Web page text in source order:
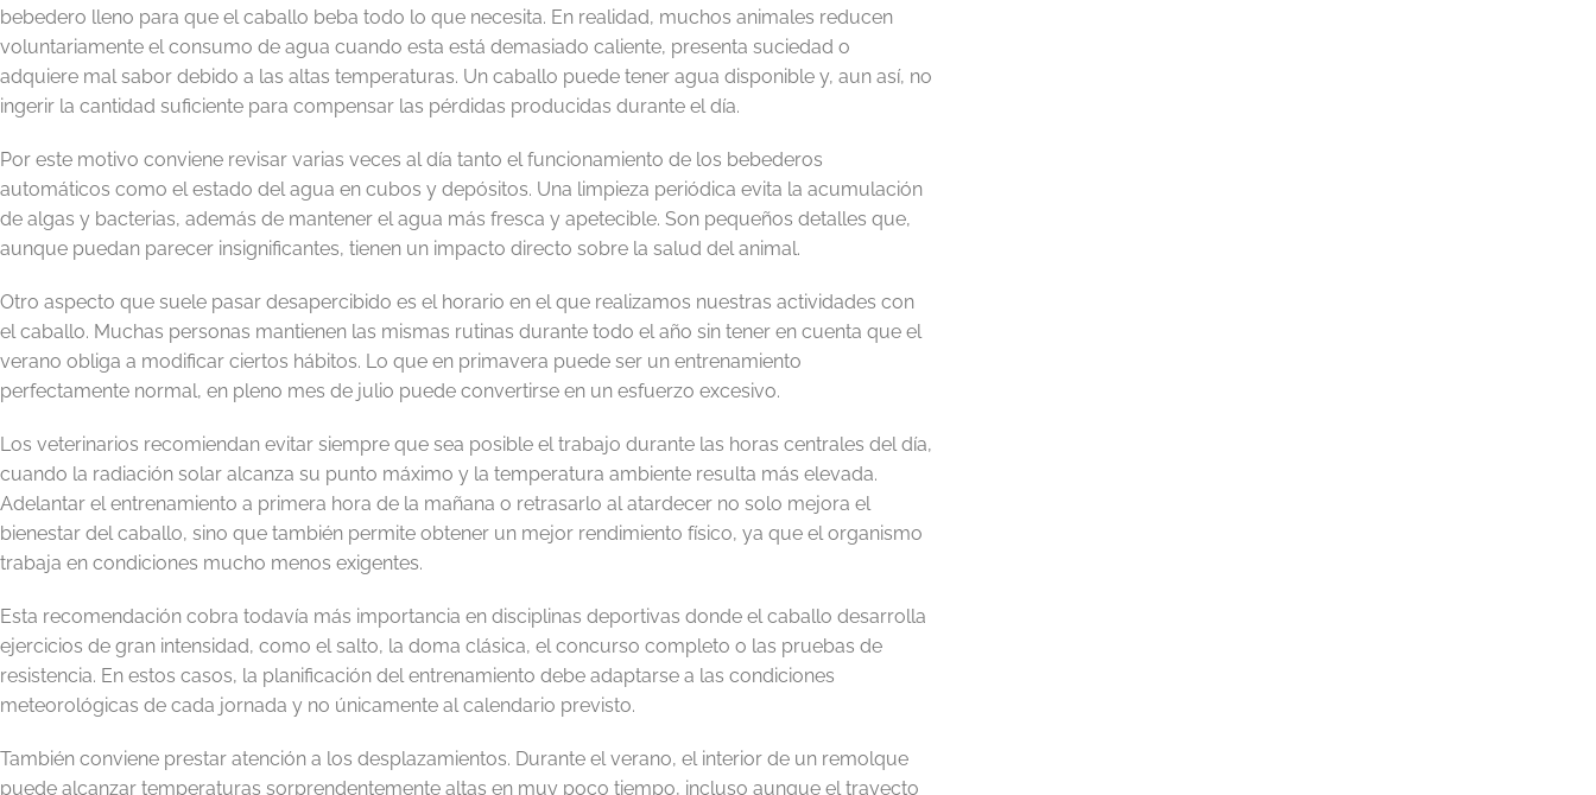
bebedero lleno para que el caballo beba todo lo que necesita. En realidad, muchos animales reducen
voluntariamente el consumo de agua cuando esta está demasiado caliente, presenta suciedad o
adquiere mal sabor debido a las altas temperaturas. Un caballo puede tener agua disponible y, aun así, no
ingerir la cantidad suficiente para compensar las pérdidas producidas durante el día.
Por este motivo conviene revisar varias veces al día tanto el funcionamiento de los bebederos
automáticos como el estado del agua en cubos y depósitos. Una limpieza periódica evita la acumulación
de algas y bacterias, además de mantener el agua más fresca y apetecible. Son pequeños detalles que,
aunque puedan parecer insignificantes, tienen un impacto directo sobre la salud del animal.
Otro aspecto que suele pasar desapercibido es el horario en el que realizamos nuestras actividades con
el caballo. Muchas personas mantienen las mismas rutinas durante todo el año sin tener en cuenta que el
verano obliga a modificar ciertos hábitos. Lo que en primavera puede ser un entrenamiento
perfectamente normal, en pleno mes de julio puede convertirse en un esfuerzo excesivo.
Los veterinarios recomiendan evitar siempre que sea posible el trabajo durante las horas centrales del día,
cuando la radiación solar alcanza su punto máximo y la temperatura ambiente resulta más elevada.
Adelantar el entrenamiento a primera hora de la mañana o retrasarlo al atardecer no solo mejora el
bienestar del caballo, sino que también permite obtener un mejor rendimiento físico, ya que el organismo
trabaja en condiciones mucho menos exigentes.
Esta recomendación cobra todavía más importancia en disciplinas deportivas donde el caballo desarrolla
ejercicios de gran intensidad, como el salto, la doma clásica, el concurso completo o las pruebas de
resistencia. En estos casos, la planificación del entrenamiento debe adaptarse a las condiciones
meteorológicas de cada jornada y no únicamente al calendario previsto.
También conviene prestar atención a los desplazamientos. Durante el verano, el interior de un remolque
puede alcanzar temperaturas sorprendentemente altas en muy poco tiempo, incluso aunque el trayecto